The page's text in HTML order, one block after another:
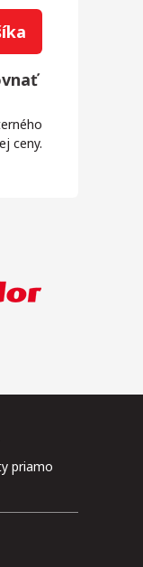
ceny.
priamo